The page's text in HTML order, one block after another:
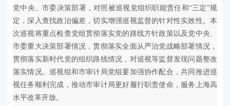
党中央、市委决策部署，对照被巡视党组织职能责任和“三定”规
定，深入查找政治偏差，切实增强巡视监督的针对性实效性。本
次巡视将重点检查党组贯彻落实党的路线方针政策以及党中央、
市委重大决策部署情况，贯彻落实全面从严治党战略部署情况，
贯彻落实新时代党的组织路线情况，对巡视等监督发现问题整改
落实情况。巡视组和市审计局党组要加强协作配合，共同推进巡
视任务顺利完成，推动市审计局更好履行职责使命，服务上海高
水平改革开放。